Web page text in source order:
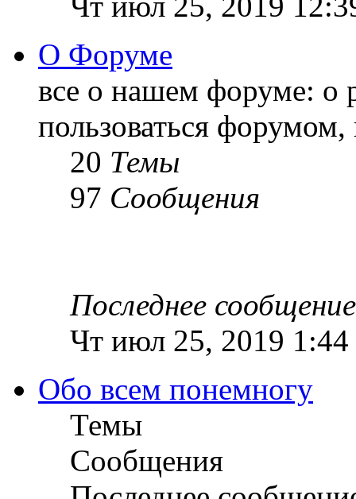
О Форуме
все о нашем форуме: о
пользоваться
20 Темы
97 Сообщения
Последнее сообщение
Чт июл 25, 2019 1:44
Обо всем понемногу
Темы
Сообщения